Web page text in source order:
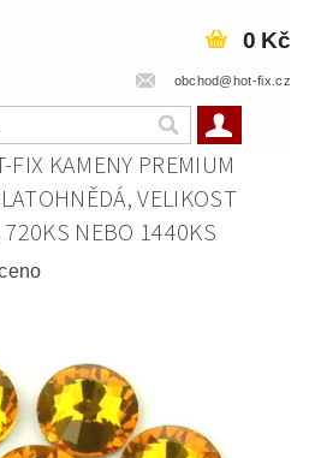
obchod@hot-fix.cz
0 Kč
KAMENY PREMIUM
VELIKOST
NEBO 1440KS